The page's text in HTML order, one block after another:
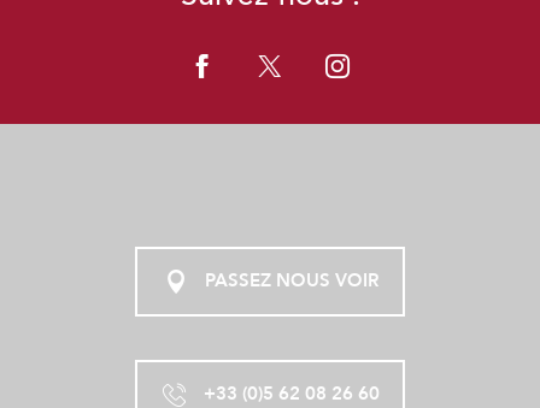
PASSEZ NOUS VOIR
+33 (0)5 62 08 26 60